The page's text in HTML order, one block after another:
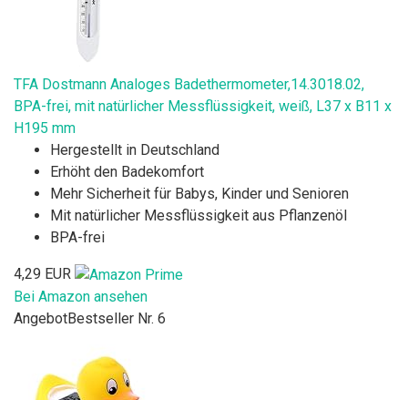
TFA Dostmann Analoges Badethermometer,14.3018.02,
BPA-frei, mit natürlicher Messflüssigkeit, weiß, L37 x B11 x
H195 mm
Hergestellt in Deutschland
Erhöht den Badekomfort
Mehr Sicherheit für Babys, Kinder und Senioren
Mit natürlicher Messflüssigkeit aus Pflanzenöl
BPA-frei
4,29 EUR
Bei Amazon ansehen
AngebotBestseller Nr. 6